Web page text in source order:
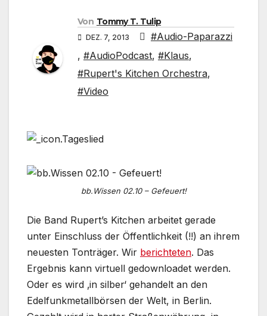
Von Tommy T. Tulip
DEZ. 7, 2013
#Audio-Paparazzi
, #AudioPodcast, #Klaus,
#Rupert's Kitchen Orchestra,
#Video
bb.Wissen 02.10 – Gefeuert!
Die Band Rupert’s Kitchen arbeitet gerade
unter Einschluss der Öffentlichkeit (!!) an ihrem
neuesten Tonträger. Wir berichteten. Das
Ergebnis kann virtuell gedownloadet werden.
Oder es wird ‚in silber‘ gehandelt an den
Edelfunkmetallbörsen der Welt, in Berlin.